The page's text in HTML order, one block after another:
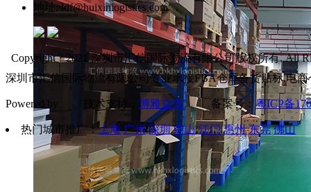
地址: ldf@huixinlogistics.com
Copyright ? 2021 深圳市汇信国际物流有限公司版权所有. All
深圳市汇信国际物流有限公司专业承接FBA仓库备货贴标,电
Powered by 技术支持： 博雅立方备案号：粤ICP备
热门城市推广：上海 广州 深圳 中山 江门 惠州 东莞 佛山